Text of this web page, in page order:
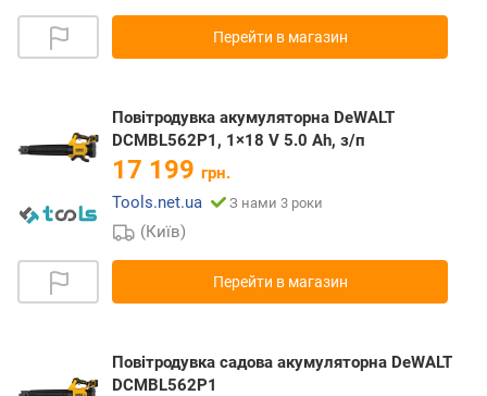
Перейти в магазин
Повітродувка акумуляторна DeWALT
DCMBL562P1, 1×18 V 5.0 Ah, з/п
17 199 грн.
Tools.net.ua
З нами 3 роки
(Київ)
Перейти в магазин
Повітродувка садова акумуляторна DeWALT
DCMBL562P1